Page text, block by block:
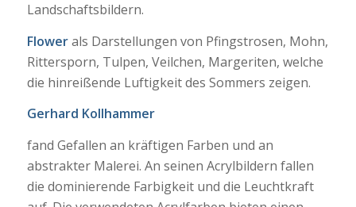
Landschaftsbildern.
Flowerals Darstellungen von Pfingstrosen, Mohn,
Rittersporn, Tulpen, Veilchen, Margeriten, welche
die hinreißende Luftigkeit des Sommers zeigen.
Gerhard Kollhammer
fand Gefallen an kräftigen Farben und an
abstrakter Malerei. An seinen Acrylbildern fallen
die dominierende Farbigkeit und die Leuchtkraft